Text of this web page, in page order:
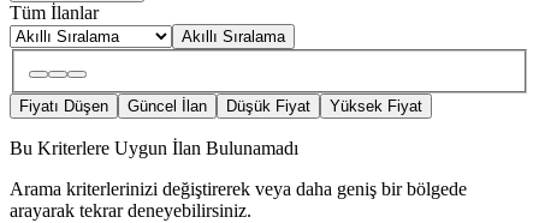
Tüm İlanlar
Akıllı Sıralama
Fiyatı Düşen Güncel İlan Düşük Fiyat Yüksek Fiyat
Bu Kriterlere Uygun İlan Bulunamadı
Arama kriterlerinizi değiştirerek veya daha geniş bir bölgede
arayarak tekrar deneyebilirsiniz.